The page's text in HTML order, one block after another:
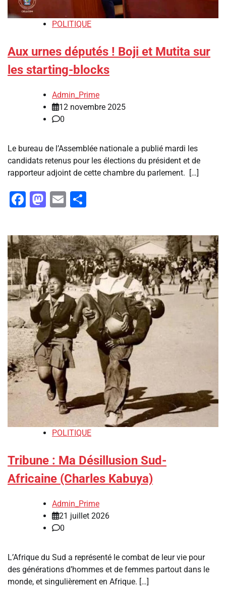
POLITIQUE
Aux urnes députés ! Boji et Mutita sur
les starting-blocks
Admin_Prime
12 novembre 2025
0
Le bureau de l’Assemblée nationale a publié mardi les
candidats retenus pour les élections du président et de
rapporteur adjoint de cette chambre du parlement. […]
Facebook
Mastodon
Email
POLITIQUE
Tribune : Ma Désillusion Sud-
Africaine (Charles Kabuya)
Admin_Prime
21 juillet 2026
0
L’Afrique du Sud a représenté le combat de leur vie pour
des générations d’hommes et de femmes partout dans le
monde, et singulièrement en Afrique. […]